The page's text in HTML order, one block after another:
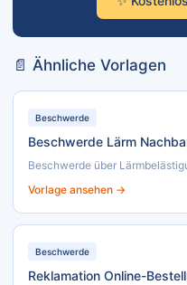
📄 Ähnliche Vorlagen
Beschwerde
Beschwerde Lärm
Beschwerde über
Vorlage ansehen →
Beschwerde
Reklamation Online-